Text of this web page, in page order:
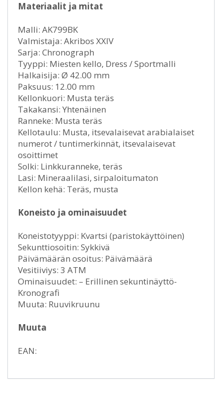
Materiaalit ja mitat
Malli: AK799BK
Valmistaja: Akribos XXIV
Sarja: Chronograph
Tyyppi: Miesten kello, Dress / Sportmalli
Halkaisija: Ø 42.00 mm
Paksuus: 12.00 mm
Kellonkuori: Musta teräs
Takakansi: Yhtenäinen
Ranneke: Musta teräs
Kellotaulu: Musta, itsevalaisevat arabialaiset
numerot / tuntimerkinnät, itsevalaisevat
osoittimet
Solki: Linkkuranneke, teräs
Lasi: Mineraalilasi, sirpaloitumaton
Kellon kehä: Teräs, musta
Koneisto ja ominaisuudet
Koneistotyyppi: Kvartsi (paristokäyttöinen)
Sekunttiosoitin: Sykkivä
Päivämäärän osoitus: Päivämäärä
Vesitiiviys: 3 ATM
Ominaisuudet: – Erillinen sekuntinäyttö-
Kronografi
Muuta: Ruuvikruunu
Muuta
EAN: